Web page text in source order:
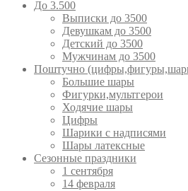
До 3.500
Выписки до 3500
Девушкам до 3500
Детский до 3500
Мужчинам до 3500
Поштучно
Большие шары
Фигурки,мультгерои
Ходячие шары
Цифры
Шарики с надписями
Шары латексные
Сезонные праздники
1 сентября
14 февраля